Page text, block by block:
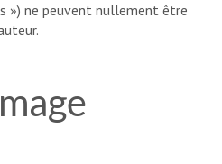
») ne peuvent nullement être